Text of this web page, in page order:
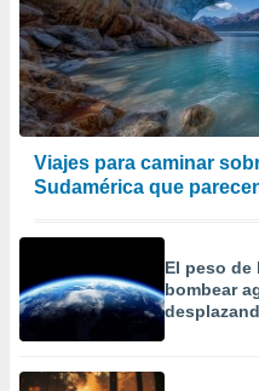
Viajes para caminar
Sudamérica que
El peso de
bombear